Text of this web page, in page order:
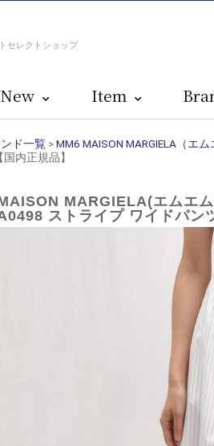
セレクトショップ
New Item
ド一覧 >MM6 MAISON MARGIELA（エ
内正規品】
MARGIELA(エムエ
ストライプ ワイドパン